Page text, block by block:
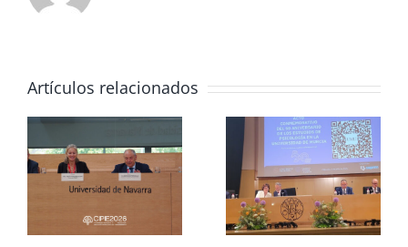
Artículos relacionados